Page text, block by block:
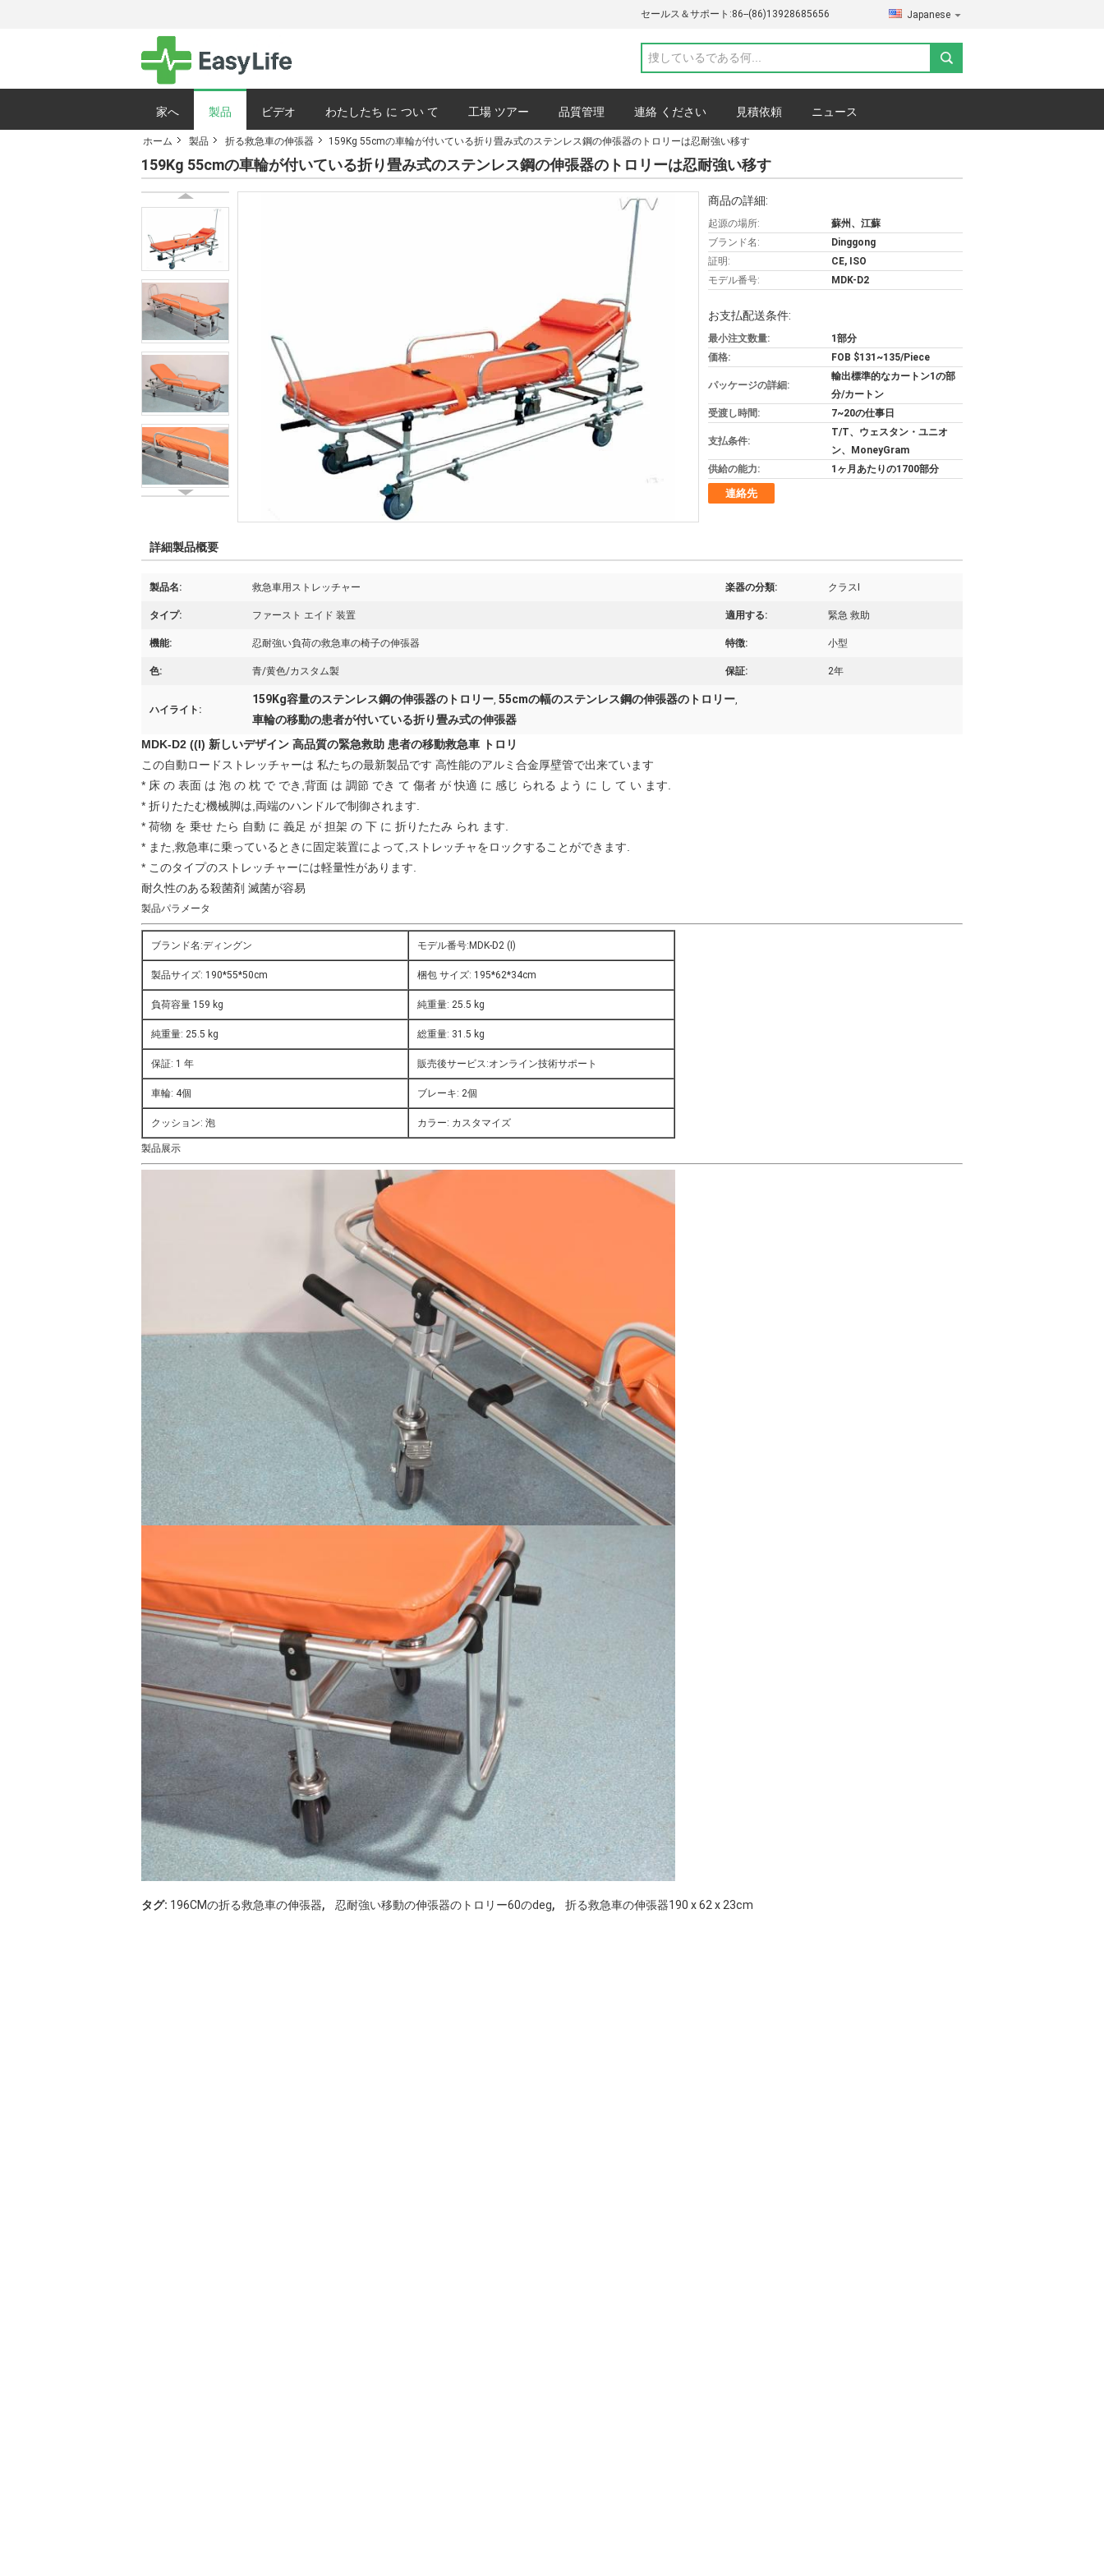
セールス＆サポート:86--(86)13928685656 Japanese
家へ 製品 ビデオ わたしたち に つい て 工場 ツアー 品質管理 連絡 ください 見積依頼 ニュース
サイトマップ プライバシーポリシー 事件
ホーム 製品 折る救急車の伸張器 159Kg 55cmの車輪が付いている折り畳み式のステンレス鋼の伸張器のトロリーは忍耐強い移す
159Kg 55cmの車輪が付いている折り畳み式のステンレス鋼の伸張器のトロリーは忍耐強い移す
商品の詳細:
起源の場所:
蘇州、江蘇
ブランド名:
Dinggong
証明:
CE, ISO
モデル番号:
MDK-D2
お支払配送条件:
最小注文数量:
1部分
価格:
FOB $131~135/Piece
パッケージの詳細:
輸出標準的なカートン1の部
分/カートン
受渡し時間:
7~20の仕事日
支払条件:
T/T、ウェスタン・ユニオ
ン、MoneyGram
供給の能力:
1ヶ月あたりの1700部分
連絡先
詳細製品概要
製品名: 救急車用ストレッチャー 楽器の分類: クラスI
タイプ: ファースト エイド 装置 適用する: 緊急 救助
機能: 忍耐強い負荷の救急車の椅子の伸張器 特徴: 小型
色: 青/黄色/カスタム製 保証: 2年
ハイライト:
159Kg容量のステンレス鋼の伸張器のトロリー, 55cmの幅のステンレス鋼の伸張器のトロリー,
車輪の移動の患者が付いている折り畳み式の伸張器
MDK-D2 ((I) 新しいデザイン 高品質の緊急救助 患者の移動救急車 トロリ
この自動ロードストレッチャーは 私たちの最新製品です 高性能のアルミ合金厚壁管で出来ています
* 床 の 表面 は 泡 の 枕 で でき,背面 は 調節 でき て 傷者 が 快適 に 感じ られる よう に し て い ます.
* 折りたたむ機械脚は,両端のハンドルで制御されます.
* 荷物 を 乗せ たら 自動 に 義足 が 担架 の 下 に 折りたたみ られ ます.
* また,救急車に乗っているときに固定装置によって,ストレッチャをロックすることができます.
* このタイプのストレッチャーには軽量性があります.
耐久性のある殺菌剤 滅菌が容易
製品パラメータ
ブランド名:ディングン モデル番号:MDK-D2 (I)
製品サイズ: 190*55*50cm 梱包 サイズ: 195*62*34cm
負荷容量 159 kg 純重量: 25.5 kg
純重量: 25.5 kg 総重量: 31.5 kg
保証: 1 年 販売後サービス:オンライン技術サポート
車輪: 4個 ブレーキ: 2個
クッション: 泡 カラー: カスタマイズ
製品展示